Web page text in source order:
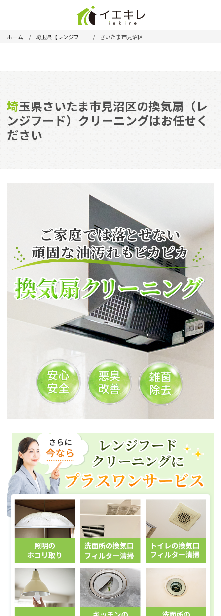
ホーム 埼玉県【レンジフード】 さいたま市見沼区
埼玉県さいたま市見沼区の換気扇（レ
ンジフード）クリーニングはお任せく
ださい